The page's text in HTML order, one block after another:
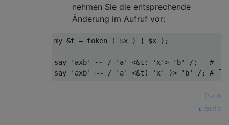
nehmen Sie die entsprechende
Änderung im Aufruf vor:
my &t = token ( $x ) { $x };
say 'axb' ~~ / 'a' <&t: 'x'> 'b' /;   # ｢
Raiph
quelle